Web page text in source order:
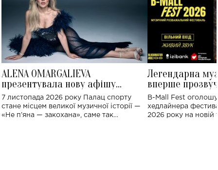
ALENA OMARGALIEVA
презентувала нову афішу
великого концерту в Палаці
спорту
7 листопада 2026 року Палац спорту
стане місцем великої музичної історії —
«Не пʼяна — закохана», саме так
Легендарна
вперше
Україні: де
B-Mall Fest
хедлайнера
2026 року на новій